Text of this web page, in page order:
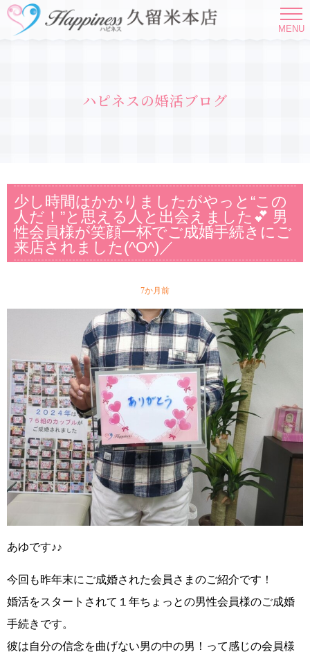
MENU
ハピネスの婚活ブログ
少し時間はかかりましたがやっと“この
人だ！”と思える人と出会えました💕 男
性会員様が笑顔一杯でご成婚手続きにご
来店されました(^O^)／
7か月前
あゆです♪♪
今回も昨年末にご成婚された会員さまのご紹介です！
婚活をスタートされて１年ちょっとの男性会員様のご成婚
手続きです。
彼は自分の信念を曲げない男の中の男！ って感じの会員様